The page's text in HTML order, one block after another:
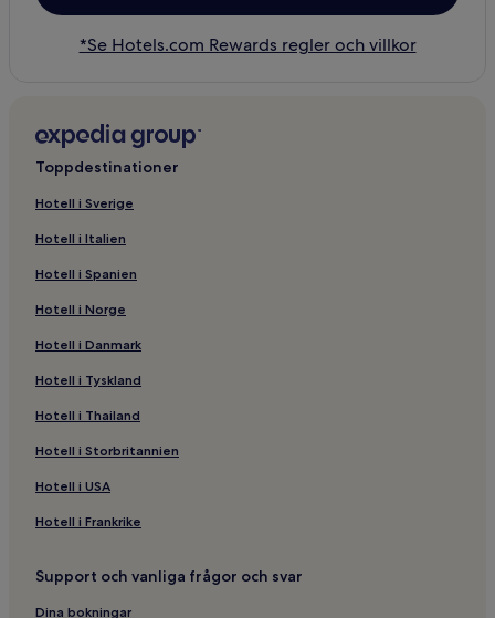
*Se Hotels.com Rewards regler och villkor
Toppdestinationer
Hotell i Sverige
Hotell i Italien
Hotell i Spanien
Hotell i Norge
Hotell i Danmark
Hotell i Tyskland
Hotell i Thailand
Hotell i Storbritannien
Hotell i USA
Hotell i Frankrike
Support och vanliga frågor och svar
Dina bokningar